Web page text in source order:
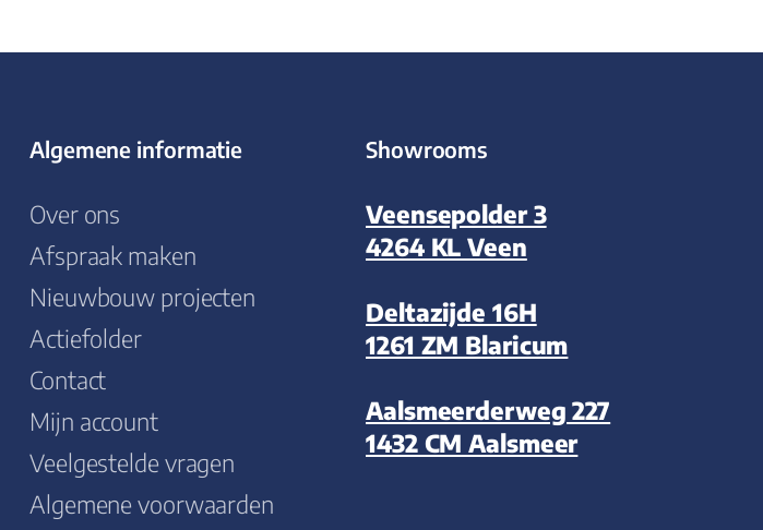
Algemene informatie
Over ons
Afspraak maken
Nieuwbouw projecten
Actiefolder
Contact
Mijn account
Veelgestelde vragen
Algemene voorwaarden
Showrooms
Veensepolder 3
4264 KL Veen
Deltazijde 16H
1261 ZM Blaricum
Aalsmeerderweg 227
1432 CM Aalsmeer